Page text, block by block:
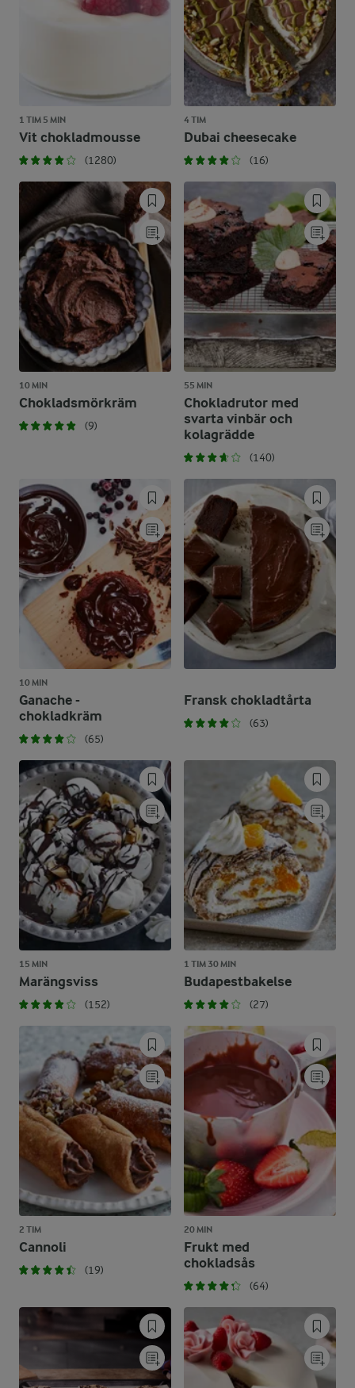
1 TIM 5 MIN
Vit chokladmousse
(1280)
4 TIM
Dubai cheesecake
(16)
10 MIN
Chokladsmörkräm
(9)
55 MIN
Chokladrutor med
svarta vinbär och
kolagrädde
(140)
10 MIN
Ganache -
chokladkräm
(65)
Fransk chokladtårta
(63)
15 MIN
Marängsviss
(152)
1 TIM 30 MIN
Budapestbakelse
(27)
2 TIM
Cannoli
(19)
20 MIN
Frukt med
chokladsås
(64)